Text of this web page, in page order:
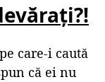
care-i caută
că ei nu